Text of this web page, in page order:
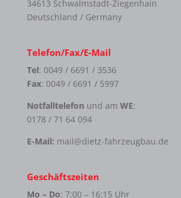
34613 Schwalmstadt-Ziegenhain
Deutschland / Germany
Telefon/Fax/E-Mail
Tel: 0049 / 6691 / 3536
Fax: 0049 / 6691 / 5997
Notfalltelefon und am WE:
0178 / 71 64 094
E-Mail: mail@dietz-fahrzeugbau.de
Geschäftszeiten
Mo – Do: 7:00 – 16:15 Uhr